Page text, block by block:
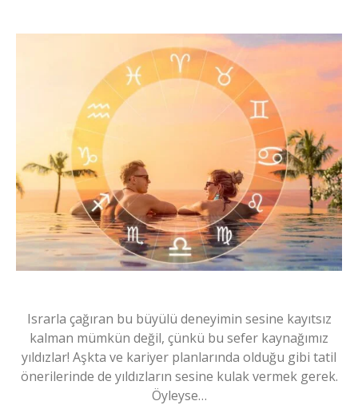
Israrla çağıran bu büyülü deneyimin sesine kayıtsız
kalman mümkün değil, çünkü bu sefer kaynağımız
yıldızlar! Aşkta ve kariyer planlarında olduğu gibi tatil
önerilerinde de yıldızların sesine kulak vermek gerek.
Öyleyse…